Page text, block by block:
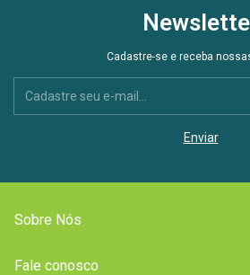
Cadastre-se e receba
Sobre Nós
Fale conosco